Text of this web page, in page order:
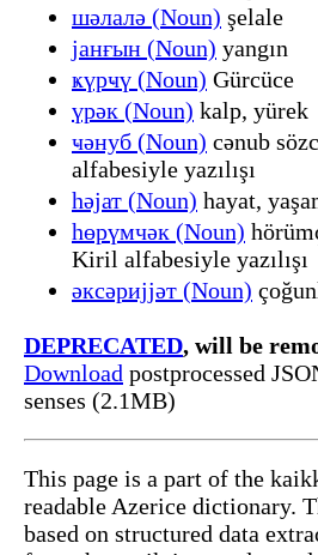
шәлалә (Noun) şelale
јанғын (Noun) yangın
ҝүрҹү (Noun) Gürcüce
үрәк (Noun) kalp, yürek
ҹәнуб (Noun) cənub
alfabesiyle yazılışı
һәјат (Noun) hayat,
һөрүмчәк (Noun)
Kiril alfabesiyle yazılışı
әксәријјәт (Noun)
DEPRECATED, will be
Download postprocessed
senses (2.1MB)
This page is a part of the
readable Azerice dictionary.
based on structured data